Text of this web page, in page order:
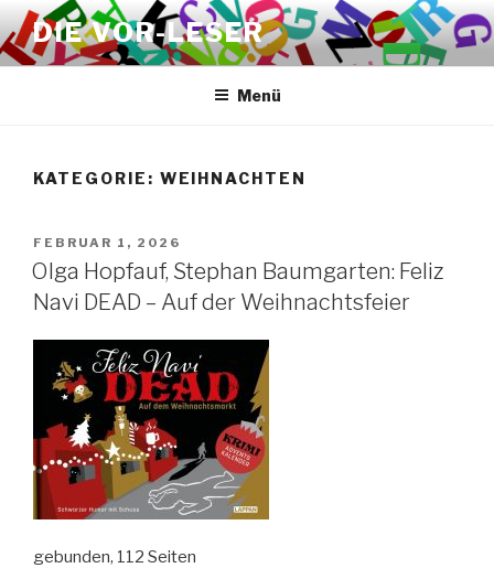
Zum
Inhalt
springen
DIE VOR-LESER
Menü
KATEGORIE: WEIHNACHTEN
VERÖFFENTLICHT
AM
FEBRUAR 1, 2026
Olga Hopfauf, Stephan Baumgarten: Feliz
Navi DEAD – Auf der Weihnachtsfeier
gebunden, 112 Seiten